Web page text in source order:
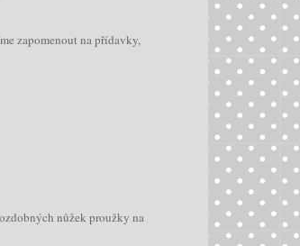
zapomenout na přídavky,
nůžek proužky na